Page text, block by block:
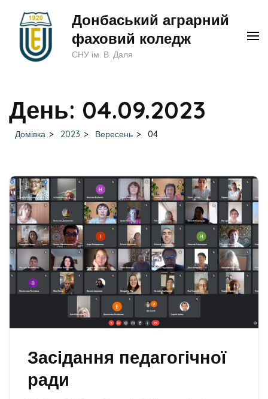
(натисніть
Донбаський аграрний
фаховий коледж
СНУ ім. В. Даля
День: 04.09.2023
Домівка > 2023 > Вересень > 04
Засідання педагогічної
ради